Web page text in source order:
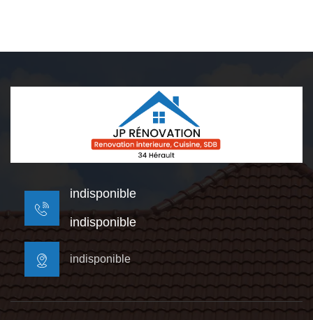
indisponible
indisponible
indisponible